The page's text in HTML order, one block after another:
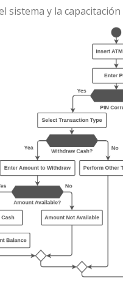
sistema y la